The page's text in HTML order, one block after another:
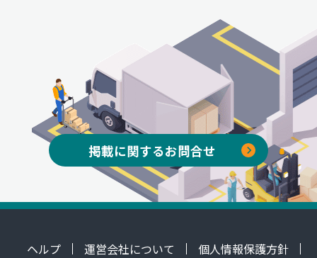
掲載に関するお問合せ
ヘルプ 運営会社について 個人情報保護方針